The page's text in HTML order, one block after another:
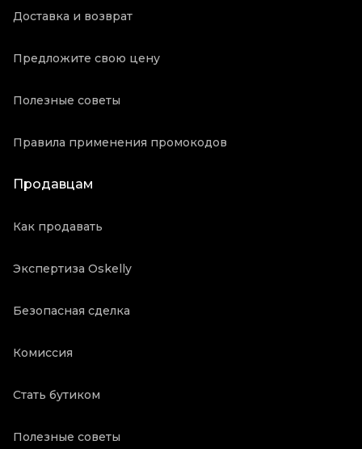
Доставка и возврат
Предложите свою цену
Полезные советы
Правила применения промокодов
Продавцам
Как продавать
Экспертиза Oskelly
Безопасная сделка
Комиссия
Стать бутиком
Полезные советы